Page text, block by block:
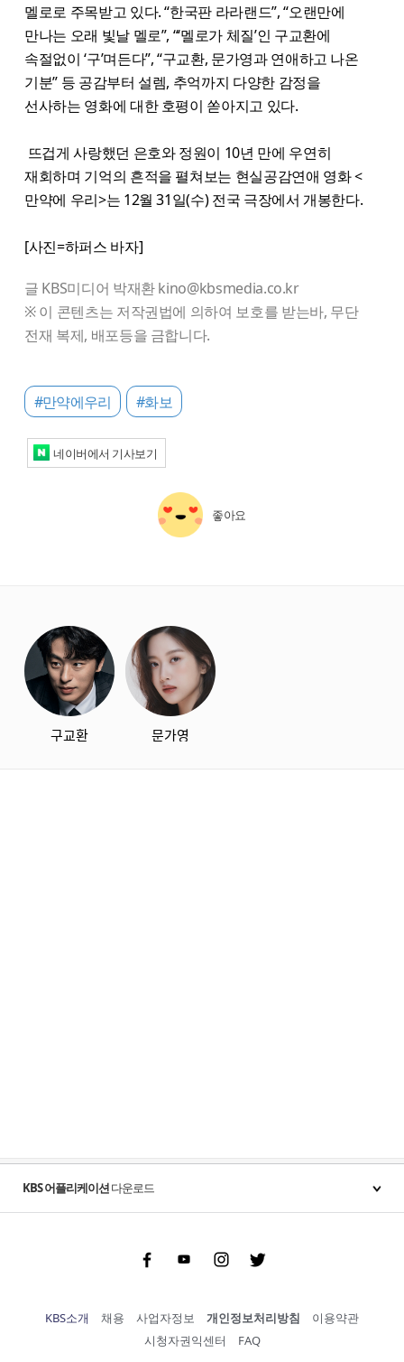
멜로로 주목받고 있다. “한국판 라라랜드”, “오랜만에
만나는 오래 빛날 멜로”, “‘멜로가 체질’인 구교환에
속절없이 ‘구’며든다”, “구교환, 문가영과 연애하고 나온
기분” 등 공감부터 설렘, 추억까지 다양한 감정을
선사하는 영화에 대한 호평이 쏟아지고 있다.
뜨겁게 사랑했던 은호와 정원이 10년 만에 우연히
재회하며 기억의 흔적을 펼쳐보는 현실공감연애 영화 <
만약에 우리>는 12월 31일(수) 전국 극장에서 개봉한다.
[사진=하퍼스 바자]
글 KBS미디어 박재환 kino@kbsmedia.co.kr
※ 이 콘텐츠는 저작권법에 의하여 보호를 받는바, 무단
전재 복제, 배포등을 금합니다.
#만약에우리 #화보
네이버에서 기사보기
좋아요
구교환 문가영
KBS 어플리케이션다운로드
FacebookYoutubeInstgram Twitter
KBS소개 채용 사업자정보 개인정보처리방침
이용약관
시청자권익센터
FAQ